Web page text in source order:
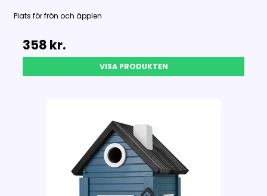
Plats för frön och äpplen
358 kr.
VISA PRODUKTEN